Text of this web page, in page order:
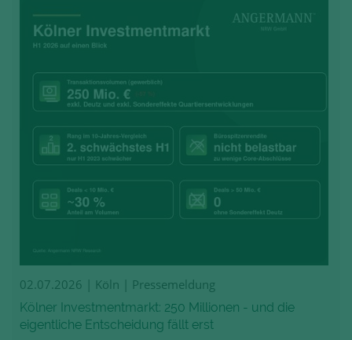
02.07.2026 | Köln | Pressemeldung
Kölner Investmentmarkt: 250 Millionen - und die
eigentliche Entscheidung fällt erst